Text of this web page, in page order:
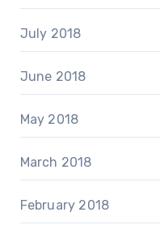
July 2018
June 2018
May 2018
March 2018
February 2018